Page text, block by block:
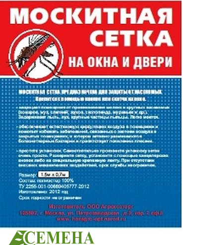
Выберите город
Обратный звонок Заказать обратный звонок
Каталог
Семена
Грунты
Газонные травы, сидераты
Горшки, рассадники, аксессуары
Посадочный материал
Садовый инструмент, инвентарь
Консервирование
Средства защиты, удобрения, добавки, химия
Обустройство сада, декор